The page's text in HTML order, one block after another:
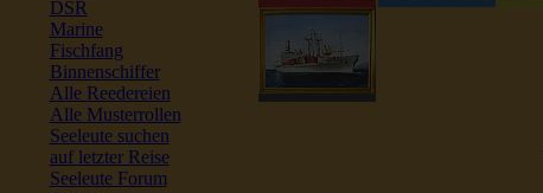
DSR
Marine
Fischfang
Binnenschiffer
Alle Reedereien
Alle Musterrollen
Seeleute suchen
auf letzter Reise
Seeleute Forum